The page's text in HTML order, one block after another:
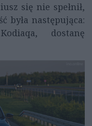
się nie spełnił,
była następująca:
dostanę